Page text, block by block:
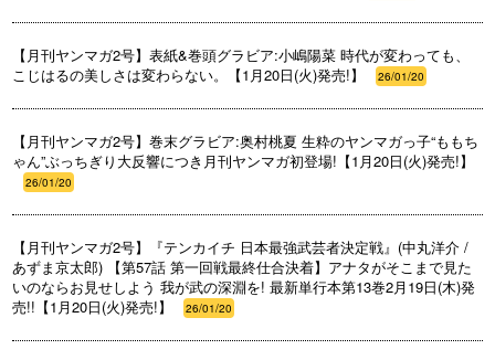
【月刊ヤンマガ2号】表紙&巻頭グラビア:小嶋陽菜 時代が変わっても、
こじはるの美しさは変わらない。【1月20日(火)発売!】
26/01/20
【月刊ヤンマガ2号】巻末グラビア:奥村桃夏 生粋のヤンマガっ子“ももち
ゃん”ぶっちぎり大反響につき月刊ヤンマガ初登場!【1月20日(火)発売!】
26/01/20
【月刊ヤンマガ2号】『テンカイチ 日本最強武芸者決定戦』(中丸洋介 /
あずま京太郎) 【第57話 第一回戦最終仕合決着】アナタがそこまで見た
いのならお見せしよう 我が武の深淵を! 最新単行本第13巻2月19日(木)発
売!!【1月20日(火)発売!】
26/01/20